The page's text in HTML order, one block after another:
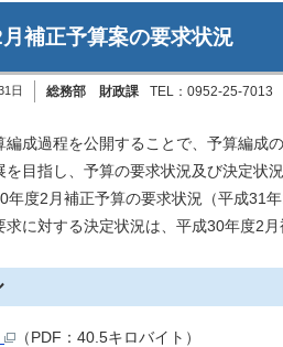
補正予算案の要求状況
日 総務部 財政課 TEL：0952-25-7013
成過程を公開することで、予算編成
目指し、予算の要求状況及び決定状
度2月補正予算の要求状況（平成31
に対する決定状況は、平成30年度2
（PDF：40.5キロバイト）